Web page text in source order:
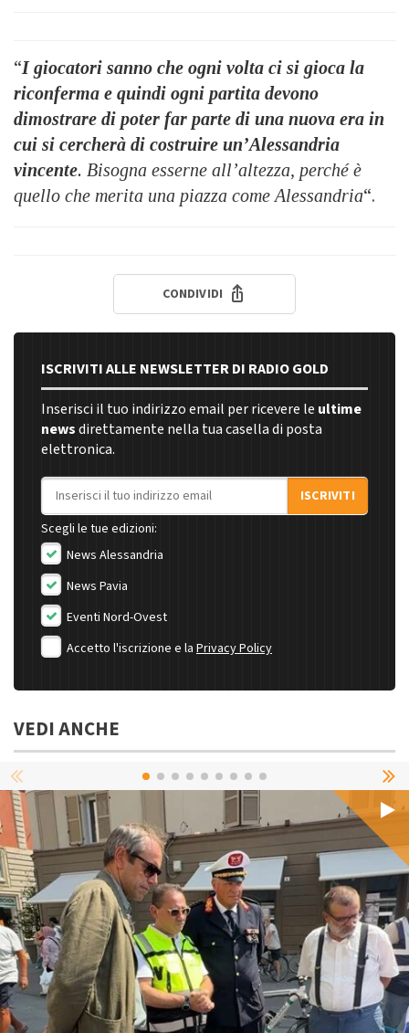
“I giocatori sanno che ogni volta ci si gioca la
riconferma e quindi ogni partita devono
dimostrare di poter far parte di una nuova era in
cui si cercherà di costruire un’Alessandria
vincente. Bisogna esserne all’altezza, perché è
quello che merita una piazza come Alessandria“.
CONDIVIDI
ISCRIVITI ALLE NEWSLETTER DI RADIO GOLD
Inserisci il tuo indirizzo email per ricevere le ultime
newsdirettamente nella tua casella di posta
elettronica.
Indirizzo email
ISCRIVITI
Scegli le tue edizioni:
News Alessandria
News Pavia
Eventi Nord-Ovest
Accetto l'iscrizione e la Privacy Policy
VEDI ANCHE